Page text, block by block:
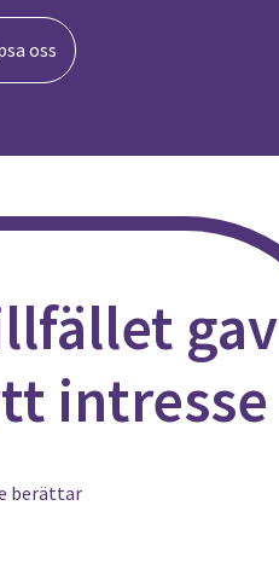
oss
gav
intresse
berättar